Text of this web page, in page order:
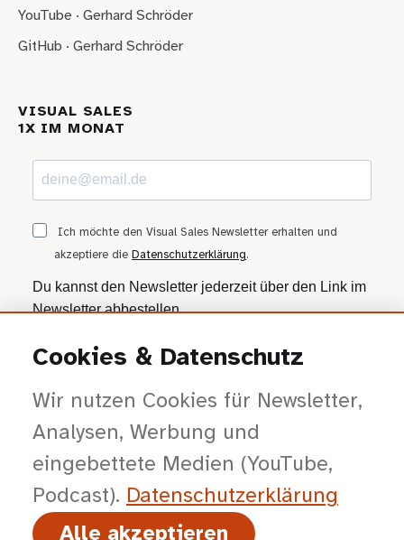
YouTube · Gerhard Schröder
GitHub · Gerhard Schröder
VISUAL SALES
1X IM MONAT
Ich möchte den Visual Sales Newsletter erhalten und
akzeptiere die Datenschutzerklärung.
Du kannst den Newsletter jederzeit über den Link im
Newsletter abbestellen.
ANMELDEN
Wir nutzen Brevo als Marketing-Plattform. Mit dem Absenden stimmst du zu, dass
deine Daten zur Bearbeitung an Brevo übertragen werden — gemäß der
Datenschutzerklärung von Brevo.
© 2026 viSales GmbH · Bochum · Gespräche kürzer, Entscheidungen klarer,
Cookies & Datenschutz
Wir nutzen Cookies für Newsletter,
Analysen, Werbung und
eingebettete Medien (YouTube,
Podcast). Datenschutz­erklärung
Alle akzeptieren